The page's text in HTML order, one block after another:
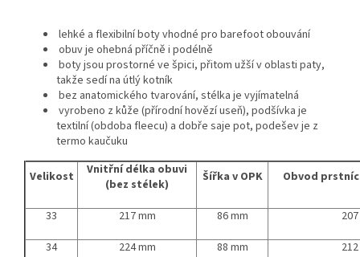
lehké a flexibilní boty vhodné pro barefoot obouvání
obuv je ohebná příčně i podélně
boty jsou prostorné ve špici, přitom užší v oblasti paty,
takže sedí na útlý kotník
bez anatomického tvarování, stélka je vyjímatelná
vyrobeno z kůže (přírodní hovězí useň), podšívka je
textilní (obdoba fleecu) a dobře saje pot, podešev je z
termo kaučuku
Velikost
Vnitřní délka obuvi
(bez stélek)
Šířka v OPK Obvod
33 217 mm 86 mm
34
224 mm 88 mm